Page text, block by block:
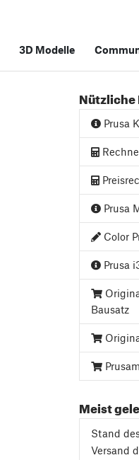
3D Modelle
Nützliche
Prusa
Prusa
Color
Prusa
Bausatz
Meist
Stand
Versand